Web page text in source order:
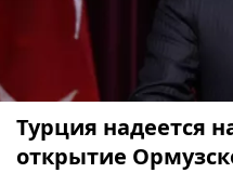
Турция надеется
открытие